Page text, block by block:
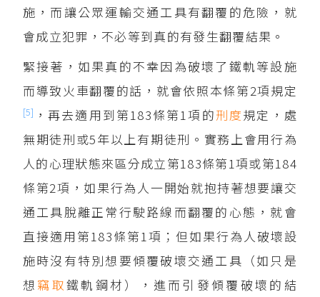
施，而讓公眾運輸交通工具有翻覆的危險，就
會成立犯罪，不必等到真的有發生翻覆結果。
緊接著，如果真的不幸因為破壞了鐵軌等設施
而導致火車翻覆的話，就會依照本條第2項規定
[5] ，再去適用到第183條第1項的刑度規定，處
無期徒刑或5年以上有期徒刑。實務上會用行為
人的心理狀態來區分成立第183條第1項或第184
條第2項，如果行為人一開始就抱持著想要讓交
通工具脫離正常行駛路線而翻覆的心態，就會
直接適用第183條第1項；但如果行為人破壞設
施時沒有特別想要傾覆破壞交通工具（如只是
想 竊取鐵軌鋼材），進而引發傾覆破壞的結